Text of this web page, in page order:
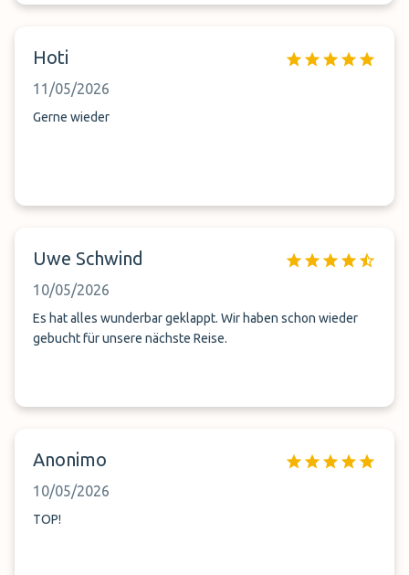
Hoti
11/05/2026
Gerne wieder
Uwe Schwind
10/05/2026
Es hat alles wunderbar geklappt. Wir haben schon wieder
gebucht für unsere nächste Reise.
Anonimo
10/05/2026
TOP!